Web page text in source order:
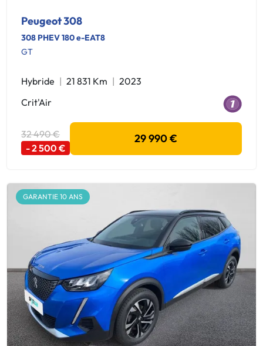
Peugeot 308
308 PHEV 180 e-EAT8
GT
Hybride 21 831 Km
2023
Crit'Air
32 490 €
- 2 500 €
29 990 €
GARANTIE 10 ANS